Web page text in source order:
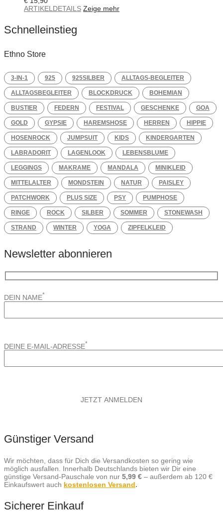
ARTIKELDETAILS Zeige mehr
Schnelleinstieg
Ethno Store
3-IN-1 925 925SILBER ALLTAGS-BEGLEITER
ALLTAGSBEGLEITER BLOCKDRUCK BOHEMIAN
BUSTIER FEDERN FESTIVAL GESCHENKE GOA
GOLD GYPSIE HAREMSHOSE HERREN HIPPIE
HOSENROCK JUMPSUIT KIDS KINDERGARTEN
LABRADORIT LAGENLOOK LEBENSBLUME
LEGGINGS MAKRAME MANDALA MINIKLEID
MITTELALTER MONDSTEIN NATUR PAISLEY
PATCHWORK PLUS SIZE PSY PUMPHOSE
RINGE ROCK SILBER SOMMER STONEWASH
STRAND WINTER YOGA ZIPFELKLEID
Newsletter abonnieren
DEIN NAME*
DEINE E-MAIL-ADRESSE*
Günstiger Versand
Wir möchten, dass für Dich die Versandkosten so gering wie
möglich ausfallen. Innerhalb Deutschlands bieten wir Dir eine
günstige Versand-Pauschale von nur 5,99 € – außerdem ab 120 €
Einkaufswert auch kostenlosen Versand.
Sicherer Einkauf